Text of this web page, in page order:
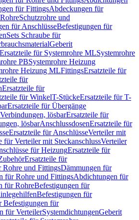
für FittingsAbdeckungen für
Schutzrohre und
für AnschlüsseBefestigungen für
Sets Schraube für
Geberit
Ersatzteile für Systemrohre MLSystemrohre
PBSystemrohre Heizung
Heizung MLFittingsErsatzteile für
für
Ersatzteile für
für WinkelT-StückeErsatzteile für T-
Ersatzteile für Übergänge
lösbarErsatzteile für
lösbarAnschlussdosenErsatzteile für
Ersatzteile für AnschlüsseVerteiler mit
für Verteiler mit SteckanschlussVerteiler
für HeizungErsatzteile für
Ersatzteile für
Rohre und FittingsDämmungen für
für Rohre und FittingsAbdichtungen für
für RohreBefestigungen für
Befestigungen für
Befestigungen für
für VerteilerSystemdichtungenGeberit